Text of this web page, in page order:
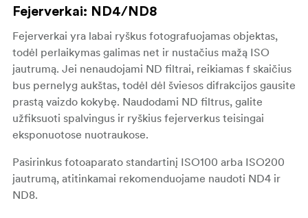
Fejerverkai: ND4/ND8
Fejerverkai yra labai ryškus fotografuojamas objektas,
todėl perlaikymas galimas net ir nustačius mažą ISO
jautrumą. Jei nenaudojami ND filtrai, reikiamas f skaičius
bus pernelyg aukštas, todėl dėl šviesos difrakcijos gausite
prastą vaizdo kokybę. Naudodami ND filtrus, galite
užfiksuoti spalvingus ir ryškius fejerverkus teisingai
eksponuotose nuotraukose.
Pasirinkus fotoaparato standartinį ISO100 arba ISO200
jautrumą, atitinkamai rekomenduojame naudoti ND4 ir
ND8.